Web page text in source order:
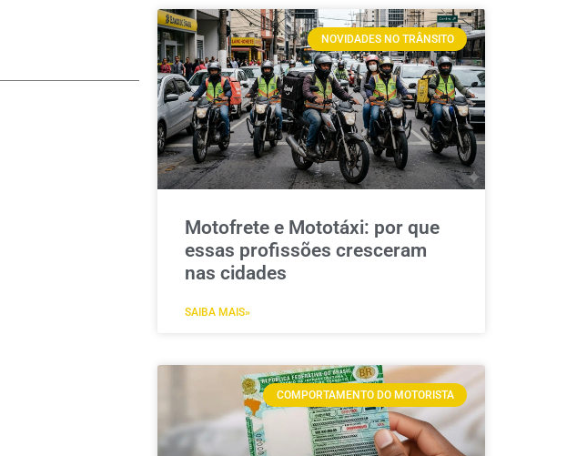
NOVIDADES NO TRÂNSITO
Motofrete e Mototáxi: por que
essas profissões cresceram
nas cidades
SAIBA MAIS»
COMPORTAMENTO DO MOTORISTA